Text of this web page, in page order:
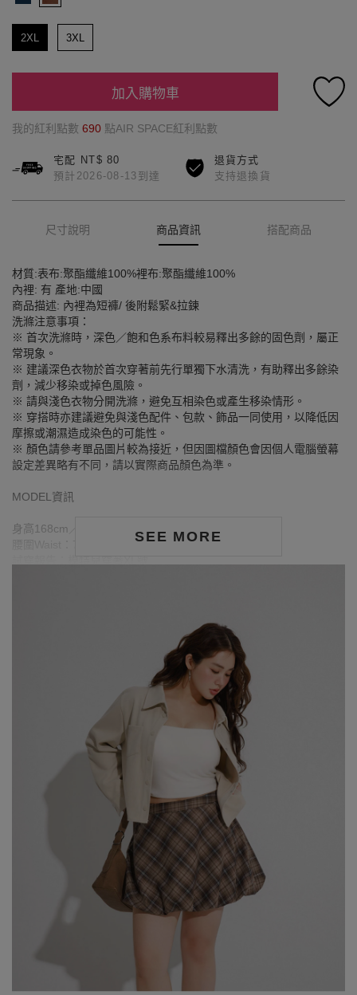
2XL 3XL
加入購物車
我的紅利點數 690 點AIR SPACE紅利點數
宅配 NT$ 80
預計2026-08-13到達
退貨方式
支持退換貨
尺寸說明 商品資訊 搭配商品
SEE MORE
材質:表布:聚酯纖維100%裡布:聚酯纖維100%
內裡: 有 產地:中國
商品描述: 內裡為短褲/ 後附鬆緊&拉鍊
洗滌注意事項：
※ 首次洗滌時，深色／飽和色系布料較易釋出多餘的固色劑，屬正
常現象。
※ 建議深色衣物於首次穿著前先行單獨下水清洗，有助釋出多餘染
劑，減少移染或掉色風險。
※ 請與淺色衣物分開洗滌，避免互相染色或產生移染情形。
※ 穿搭時亦建議避免與淺色配件、包款、飾品一同使用，以降低因
摩擦或潮濕造成染色的可能性。
※ 顏色請參考單品圖片較為接近，但因圖檔顏色會因個人電腦螢幕
設定差異略有不同，請以實際商品顏色為準。
MODEL資訊
身高168cm／胸圍Bust：90cm
腰圍Waist：71cm／臀圍hips：99cm